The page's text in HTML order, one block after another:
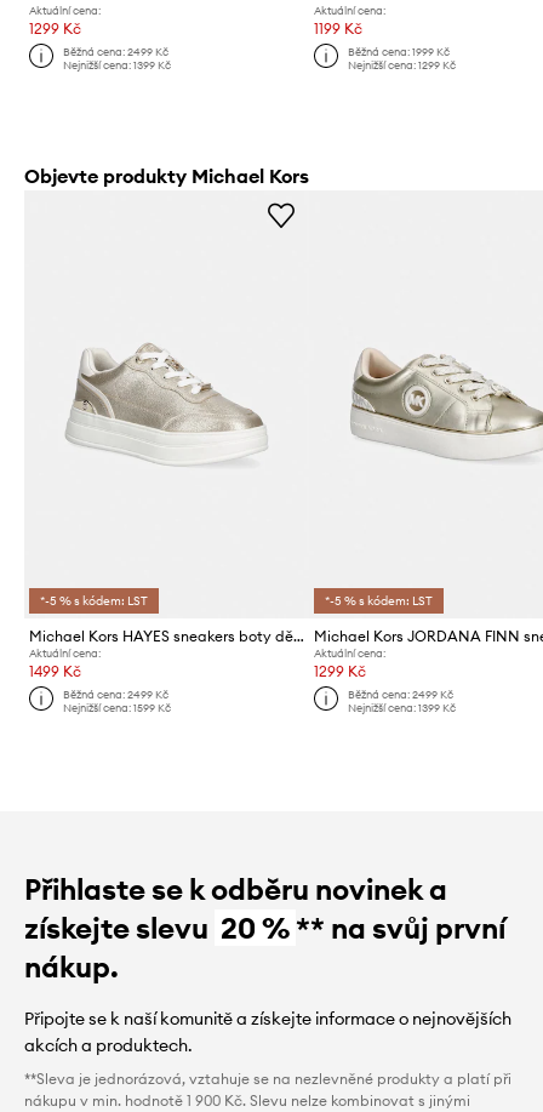
Aktuální cena:
1299 Kč
Běžná cena:2499 Kč
Nejnižší cena:1399 Kč
Aktuální cena:
1199 Kč
Běžná cena: 1999 Kč
Nejnižší cena: 1299 Kč
Objevte produkty Michael Kors
*-5 % s kódem: LST
Michael Kors HAYES sneakers boty dětské
Aktuální cena:
1499 Kč
Běžná cena:2499 Kč
Nejnižší cena:1599 Kč
*-5 % s kódem: LST
Aktuální cena:
1299 Kč
Běžná cena: 2499 Kč
Nejnižší cena: 1399 Kč
Přihlaste se k odběru novinek a
získejte slevu 20 %** na svůj první
nákup.
Připojte se k naší komunitě a získejte informace o nejnovějších
akcích a produktech.
**Sleva je jednorázová, vztahuje se na nezlevněné produkty a platí při
nákupu v min. hodnotě 1 900 Kč. Slevu nelze kombinovat s jinými